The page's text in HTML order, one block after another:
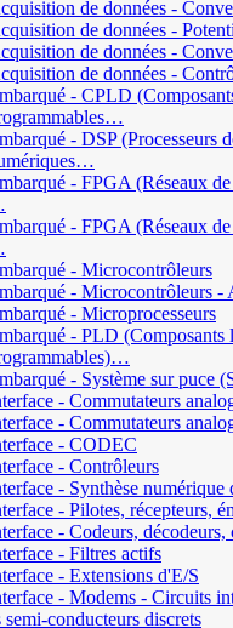
de données -
de données -
de données -
de données -
- CPLD
- DSP (Processeurs
- FPGA (Réseaux
- FPGA (Réseaux
- Microcontrôleurs
- Microcontrôleurs
- Microprocesseurs
- PLD (Composants
- Système sur puce
- Commutateurs
- Commutateurs
- CODEC
- Contrôleurs
- Synthèse
- Pilotes, récepteurs,
- Codeurs, décodeurs,
- Filtres actifs
- Extensions d'E/S
- Modems - Circuits
semi-conducteurs discrets